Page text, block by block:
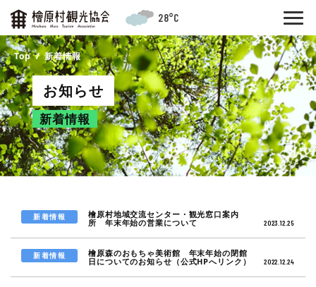
28°C
Top 新着情報
お知らせ
新着情報
新着情報
檜原村地域交流センター・観光窓口案内
所 年末年始の営業について
2023.12.25
新着情報
檜原森のおもちゃ美術館 年末年始の閉館
日についてのお知らせ（公式HPへリンク）
2022.12.24